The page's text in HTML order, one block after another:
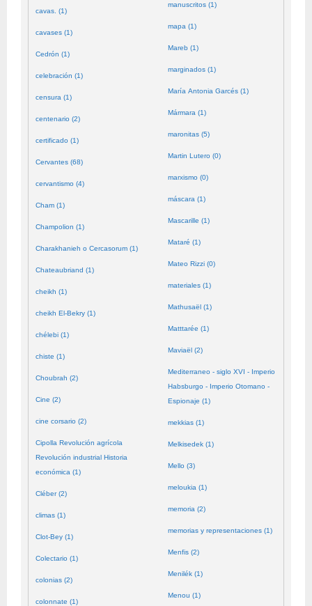
cavas. (1)
cavases (1)
Cedrón (1)
celebración (1)
censura (1)
centenario (2)
certificado (1)
Cervantes (68)
cervantismo (4)
Cham (1)
Champolion (1)
Charakhanieh o Cercasorum (1)
Chateaubriand (1)
cheikh (1)
cheikh El-Bekry (1)
chélebi (1)
chiste (1)
Choubrah (2)
Cine (2)
cine corsario (2)
Cipolla Revolución agrícola
Revolución industrial Historia
económica (1)
Cléber (2)
climas (1)
Clot-Bey (1)
Colectario (1)
colonias (2)
colonnate (1)
manuscritos (1)
mapa (1)
Mareb (1)
marginados (1)
María Antonia Garcés (1)
Mármara (1)
maronitas (5)
Martin Lutero (0)
marxismo (0)
máscara (1)
Mascarille (1)
Mataré (1)
Mateo Rizzi (0)
materiales (1)
Mathusaël (1)
Matttarée (1)
Maviaël (2)
Mediterraneo - siglo XVI - Imperio
Habsburgo - Imperio Otomano -
Espionaje (1)
mekkias (1)
Melkisedek (1)
Mello (3)
meloukia (1)
memoria (2)
memorias y representaciones (1)
Menfis (2)
Menilék (1)
Menou (1)